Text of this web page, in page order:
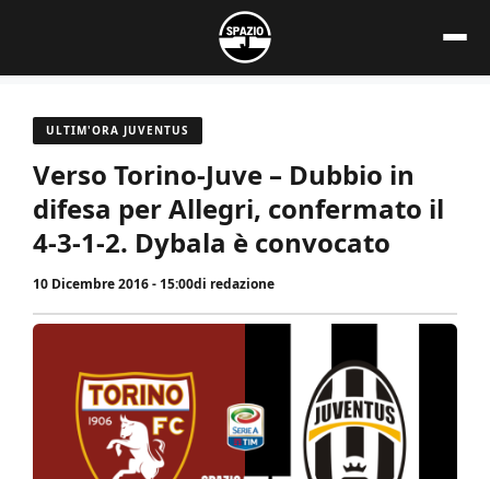
contenuto
ULTIM'ORA JUVENTUS
Verso Torino-Juve – Dubbio in
difesa per Allegri, confermato il
4-3-1-2. Dybala è convocato
10 Dicembre 2016 - 15:00di redazione